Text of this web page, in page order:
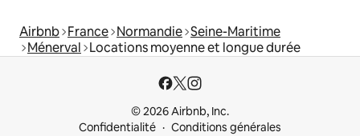
Airbnb France Normandie Seine-Maritime
Ménerval Locations moyenne et longue durée
© 2026 Airbnb, Inc.
Confidentialité
Conditions générales